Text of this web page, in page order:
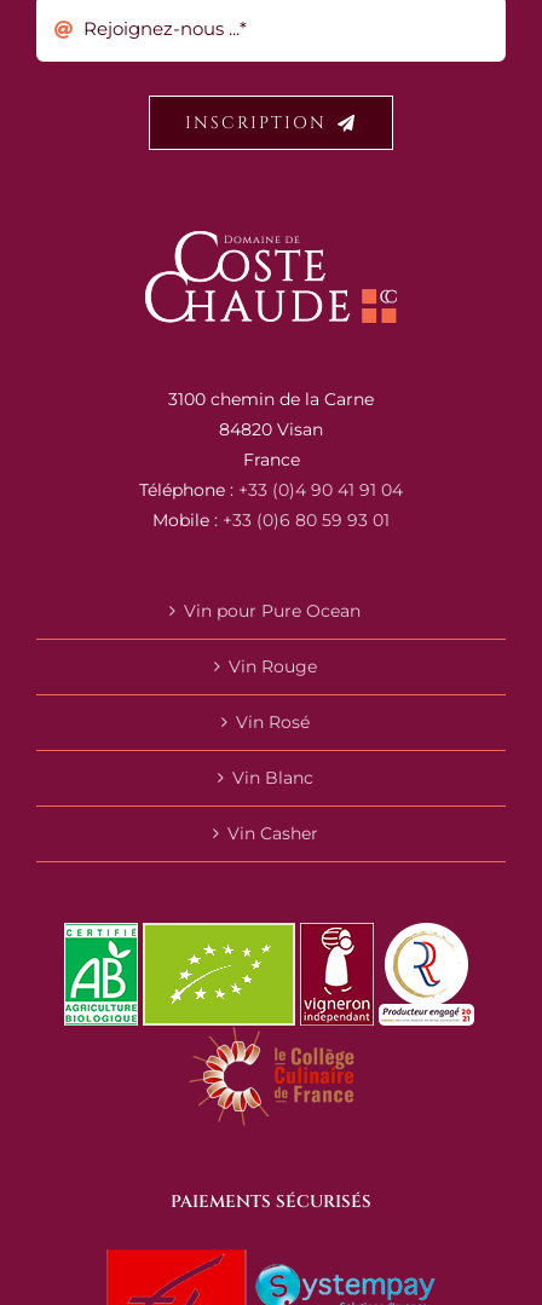
INSCRIPTION
3100 chemin de la Carne
84820 Visan
France
Téléphone : +33 (0)4 90 41 91 04
Mobile : +33 (0)6 80 59 93 01
Vin pour Pure Ocean
Vin Rouge
Vin Rosé
Vin Blanc
Vin Casher
PAIEMENTS SÉCURISÉS